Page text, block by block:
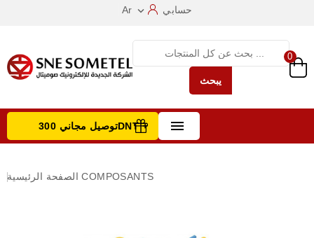
Ar  حسابي
يبحث
0
 توصيل مجاني 300DNT +
الصفحة الرئيسية COMPOSANTS